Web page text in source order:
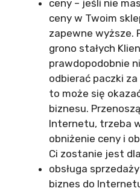
ceny – jeśli nie
ceny w Twoim
zapewne wyższe.
grono stałych
prawdopodobnie
odbierać paczki
to może się
biznesu.
Internetu, trzeba
obniżenie ceny i
Ci zostanie jest
obsługa
biznes do